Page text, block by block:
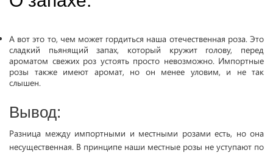
А вот это то, чем может гордиться наша отечественная роза. Это
сладкий пьянящий запах, который кружит голову, перед
ароматом свежих роз устоять просто невозможно. Импортные
розы также имеют аромат, но он менее уловим, и не так
слышен.
Вывод:
Разница между импортными и местными розами есть, но она
несущественная. В принципе наши местные розы не уступают по